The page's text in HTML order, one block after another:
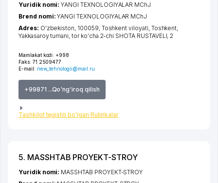
Mamlakat kodi: +998
Faks: 71 2509477
E-mail: new_tehnologii@mail.ru
+99871 ...Qo'ng'iroq qilish
Tashkilot tegishli bo'lgan Rubrikalar
Yuridik nomi:YANGI TEXNOLOGIYALAR MChJ
Brend nomi:YANGI TEXNOLOGIYALAR MChJ
Adres: O'zbekiston, 100059, Toshkent viloyati Toshkent
Yakkasaroy tumani ,tor ko'cha 2-chi SHOTA RUSTAVELI , 2
5. MASSHTAB PROYEKT-STROY
Yuridik nomi: MASSHTAB PROYEKT-STROY